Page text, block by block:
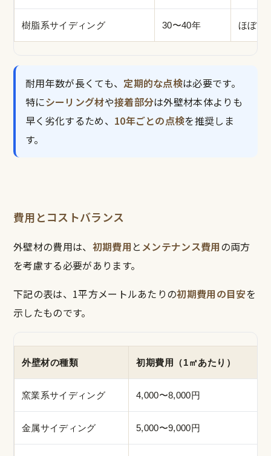
樹脂系サイディング 30〜40年 ほぼ不
耐用年数が長くても、 定期的な点検は必要です。
特にシーリング材や接着部分は外壁材本体よりも
早く劣化するため、 10年ごとの点検を推奨しま
す。
費用とコストバランス
外壁材の費用は、 初期費用 と メンテナンス費用の両方
を考慮する必要があります。
下記の表は、1平方メートルあたりの初期費用の目安を
示したものです。
外壁材の種類 初期費用（1㎡あたり）
窯業系サイディング 4,000〜8,000円
金属サイディング 5,000〜9,000円